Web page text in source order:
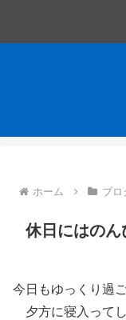
ホーム ブロ
休日にはのん
今日もゆっくり過
夕方に寝入って